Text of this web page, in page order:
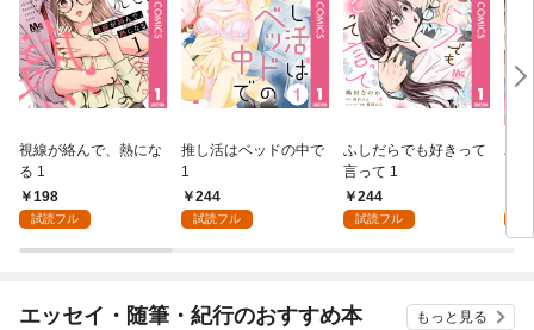
視線が絡んで、熱にな
る 1
198
試読フル
推し活はベッドの中で
1
244
試読フル
ふしだらでも好きって
言って 1
244
試読フル
パ
エッセイ・随筆・紀行のおすすめ本 もっと見る